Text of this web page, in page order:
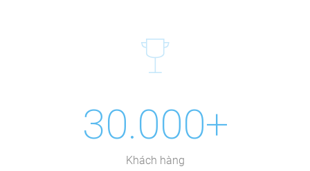
30.000+
Khách hàng